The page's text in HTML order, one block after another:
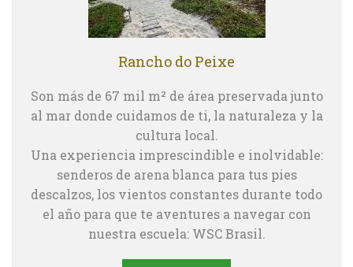
Rancho do Peixe
Son más de 67 mil m² de área preservada junto
al mar donde cuidamos de ti, la naturaleza y la
cultura local.
Una experiencia imprescindible e inolvidable:
senderos de arena blanca para tus pies
descalzos, los vientos constantes durante todo
el año para que te aventures a navegar con
nuestra escuela: WSC Brasil.